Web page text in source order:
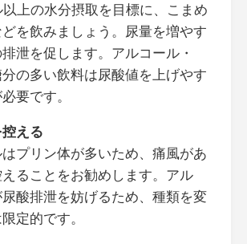
上の水分摂取を目標に、こまめ
を飲みましょう。尿量を増やす
泄を促します。アルコール・
の多い飲料は尿酸値を上げやす
要です。
える
プリン体が多いため、痛風があ
ることをお勧めします。アル
酸排泄を妨げるため、種類を変
定的です。